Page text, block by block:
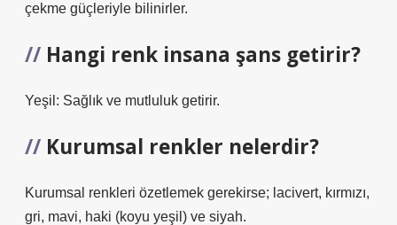
çekme güçleriyle bilinirler.
Hangi renk insana şans getirir?
Yeşil: Sağlık ve mutluluk getirir.
Kurumsal renkler nelerdir?
Kurumsal renkleri özetlemek gerekirse; lacivert, kırmızı,
gri, mavi, haki (koyu yeşil) ve siyah.